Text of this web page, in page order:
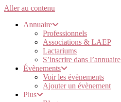
Aller au contenu
Annuaire
Professionnels
Associations & LAEP
Lactariums
S’inscrire dans l’annuaire
Évènements
Voir les évènements
Ajouter un évènement
Plus